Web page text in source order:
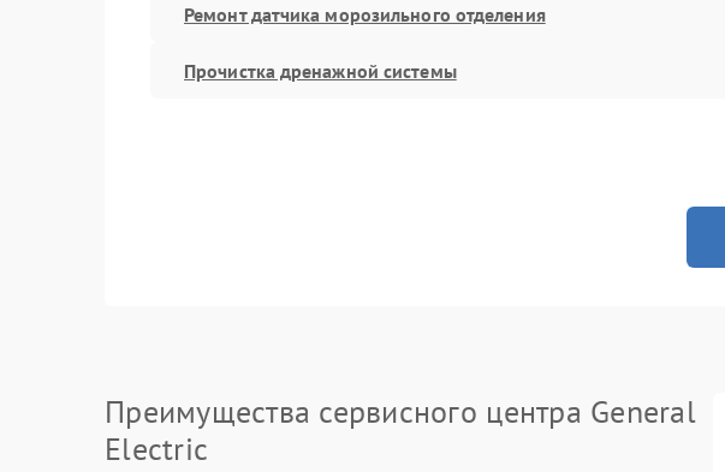
Ремонт датчика морозильного отделения
Прочистка дренажной системы
Преимущества сервисного центра General
Electric